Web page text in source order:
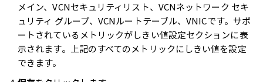
メイン、VCNセキュリティリスト、VCNネットワーク セキ
ュリティ グループ、VCNルートテーブル、VNICです。サポ
ートされているメトリックがしきい値設定セクションに表
示されます。上記のすべてのメトリックにしきい値を設定
できます。